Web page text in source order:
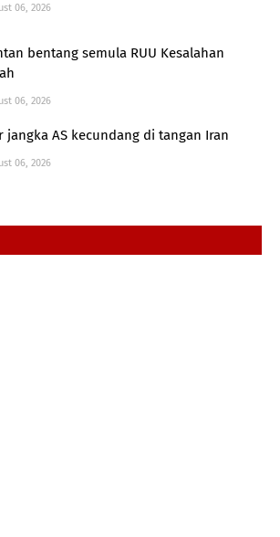
06, 2026
bentang semula RUU Kesalahan
06, 2026
jangka AS kecundang di tangan Iran
06, 2026